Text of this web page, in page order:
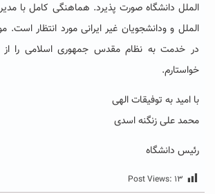
الملل دانشگاه صورت پذیرد. هماهنگی کامل با
الملل و ودانشجویان غیر ایرانی مورد انتظار است.
در خدمت به نظام مقدس جمهوری اسلامی را از
خواستارم.
با امید به توفیقات الهی
محمد علی زنگنه اسدی
رئیس دانشگاه
Post Views: ۱۳